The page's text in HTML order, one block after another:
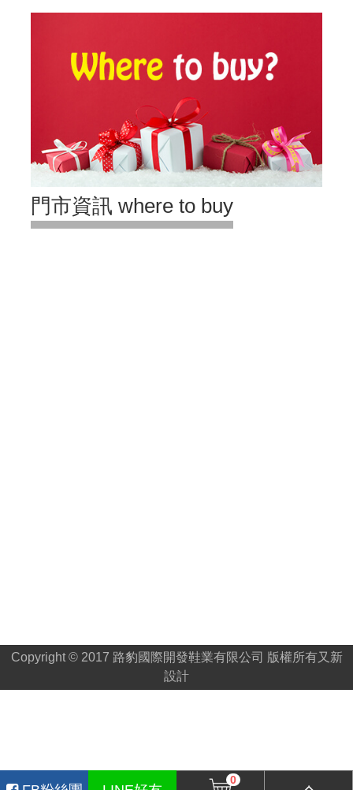
門市資訊 where to buy
Copyright © 2017 路豹國際開發鞋業有限公司 版權所有又新
設計
0